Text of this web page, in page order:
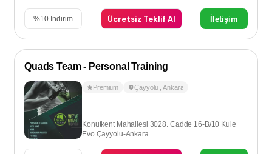
%10 İndirim Ücretsiz Teklif Al İletişim
Quads Team - Personal Training
Premium Çayyolu ,Ankara
Konutkent Mahallesi 3028. Cadde 16-B/10 Kule
Evo Çayyolu-Ankara